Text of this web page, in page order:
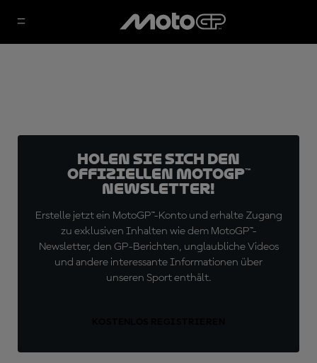
Holen Sie sich den
offiziellen MotoGP™
Newsletter!
Erstelle jetzt ein MotoGP™-Konto und erhalte Zugang
zu exklusiven Inhalten wie dem MotoGP™-
Newsletter, den GP-Berichten, unglaubliche Videos
und andere interessante Informationen über
unseren Sport enthält.